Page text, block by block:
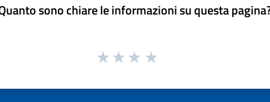
sono chiare le informazioni su questa